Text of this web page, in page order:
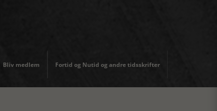
Bliv medlem Fortid og Nutid og andre tidsskrifter